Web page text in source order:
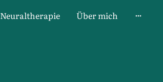
Neuraltherapie Über mich